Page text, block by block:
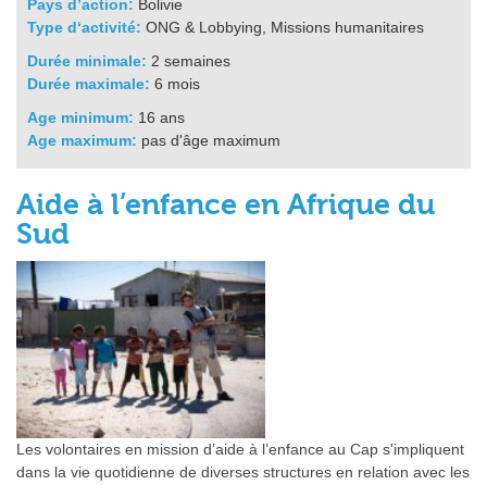
Pays d’action: Bolivie
Type d‘activité: ONG & Lobbying, Missions humanitaires
Durée minimale: 2 semaines
Durée maximale: 6 mois
Age minimum: 16 ans
Age maximum: pas d'âge maximum
Aide à l’enfance en Afrique du
Sud
Les volontaires en mission d’aide à l’enfance au Cap s'impliquent
dans la vie quotidienne de diverses structures en relation avec les